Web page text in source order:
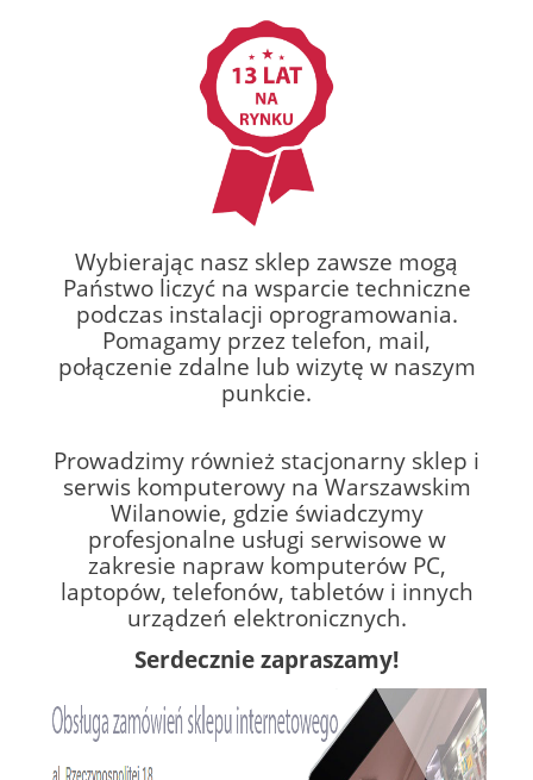
Wybierając nasz sklep zawsze mogą
Państwo liczyć na wsparcie techniczne
podczas instalacji oprogramowania.
Pomagamy przez telefon, mail,
połączenie zdalne lub wizytę w naszym
punkcie.
Prowadzimy również stacjonarny sklep i
serwis komputerowy na Warszawskim
Wilanowie, gdzie świadczymy
profesjonalne usługi serwisowe w
zakresie napraw komputerów PC,
laptopów, telefonów, tabletów i innych
urządzeń elektronicznych.
Serdecznie zapraszamy!